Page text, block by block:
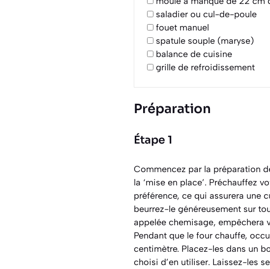
saladier ou cul-de-poule
fouet manuel
spatule souple (maryse)
balance de cuisine
grille de refroidissement
Préparation
Étape 1
Commencez par la préparation
la ‘mise en place’. Préchauffez
préférence, ce qui assurera une
beurrez-le généreusement sur
appelée chemisage, empêchera
Pendant que le four chauffe,
centimètre. Placez-les dans un
choisi d’en utiliser. Laissez-les